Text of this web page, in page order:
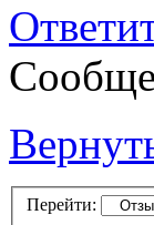
Перейти: